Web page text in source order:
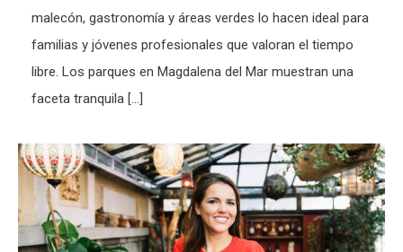
malecón, gastronomía y áreas verdes lo hacen ideal para
familias y jóvenes profesionales que valoran el tiempo
libre. Los parques en Magdalena del Mar muestran una
faceta tranquila […]